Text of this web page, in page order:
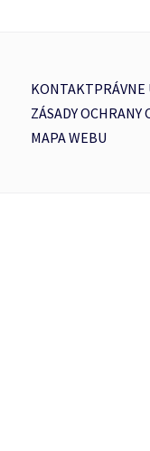
KONTAKT
ZÁSADY OCHRANY
MAPA WEBU